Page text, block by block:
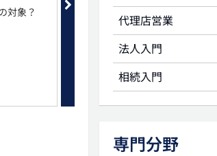
対象？
代理店営業
法人入門
相続入門
専門分野